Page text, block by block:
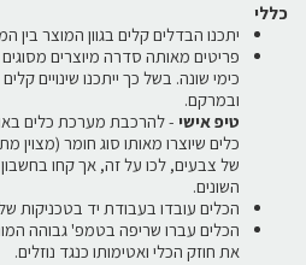
כללי
יתכנו הבדלים קלים בגוון המוצר בין
פריטים מאותה סדרה מיוצרים
כימי שונה. בשל כך ייתכנו שינויים
ובמרקם.
טיפ אישי - להרכבת מערכת כלים
כלים שיוצרו מאותו סוג חומר (מצוין
של צבעים, לכו על זה, אך קחו
השונים.
הכלים עובדו בעבודת יד בטכניקות של
הכלים עברו שריפה בטמפ' גבוהה
את חוזק הכלי ואטימותו כנגד נוזלים.